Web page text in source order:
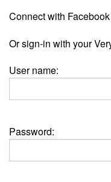
Connect with
Or sign-in with your
User name:
Password: